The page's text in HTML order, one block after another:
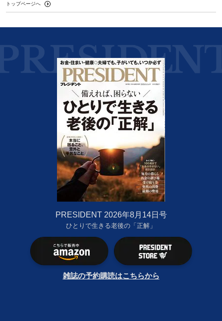
トップページへ
PRESIDENT 2026年8月14日号
ひとりで生きる老後の「正解」
雑誌の予約購読はこちらから